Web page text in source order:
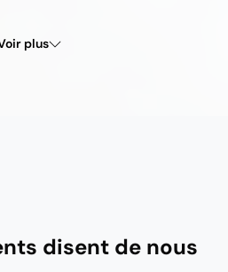
plus
disent de nous